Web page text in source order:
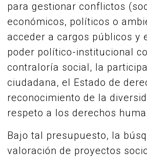
para gestionar conflictos
económicos, políticos o
acceder a cargos públicos y
poder político-institucional
contraloría social, la
ciudadana, el Estado de
reconocimiento de la
respeto a los derechos
Bajo tal presupuesto, la
valoración de proyectos